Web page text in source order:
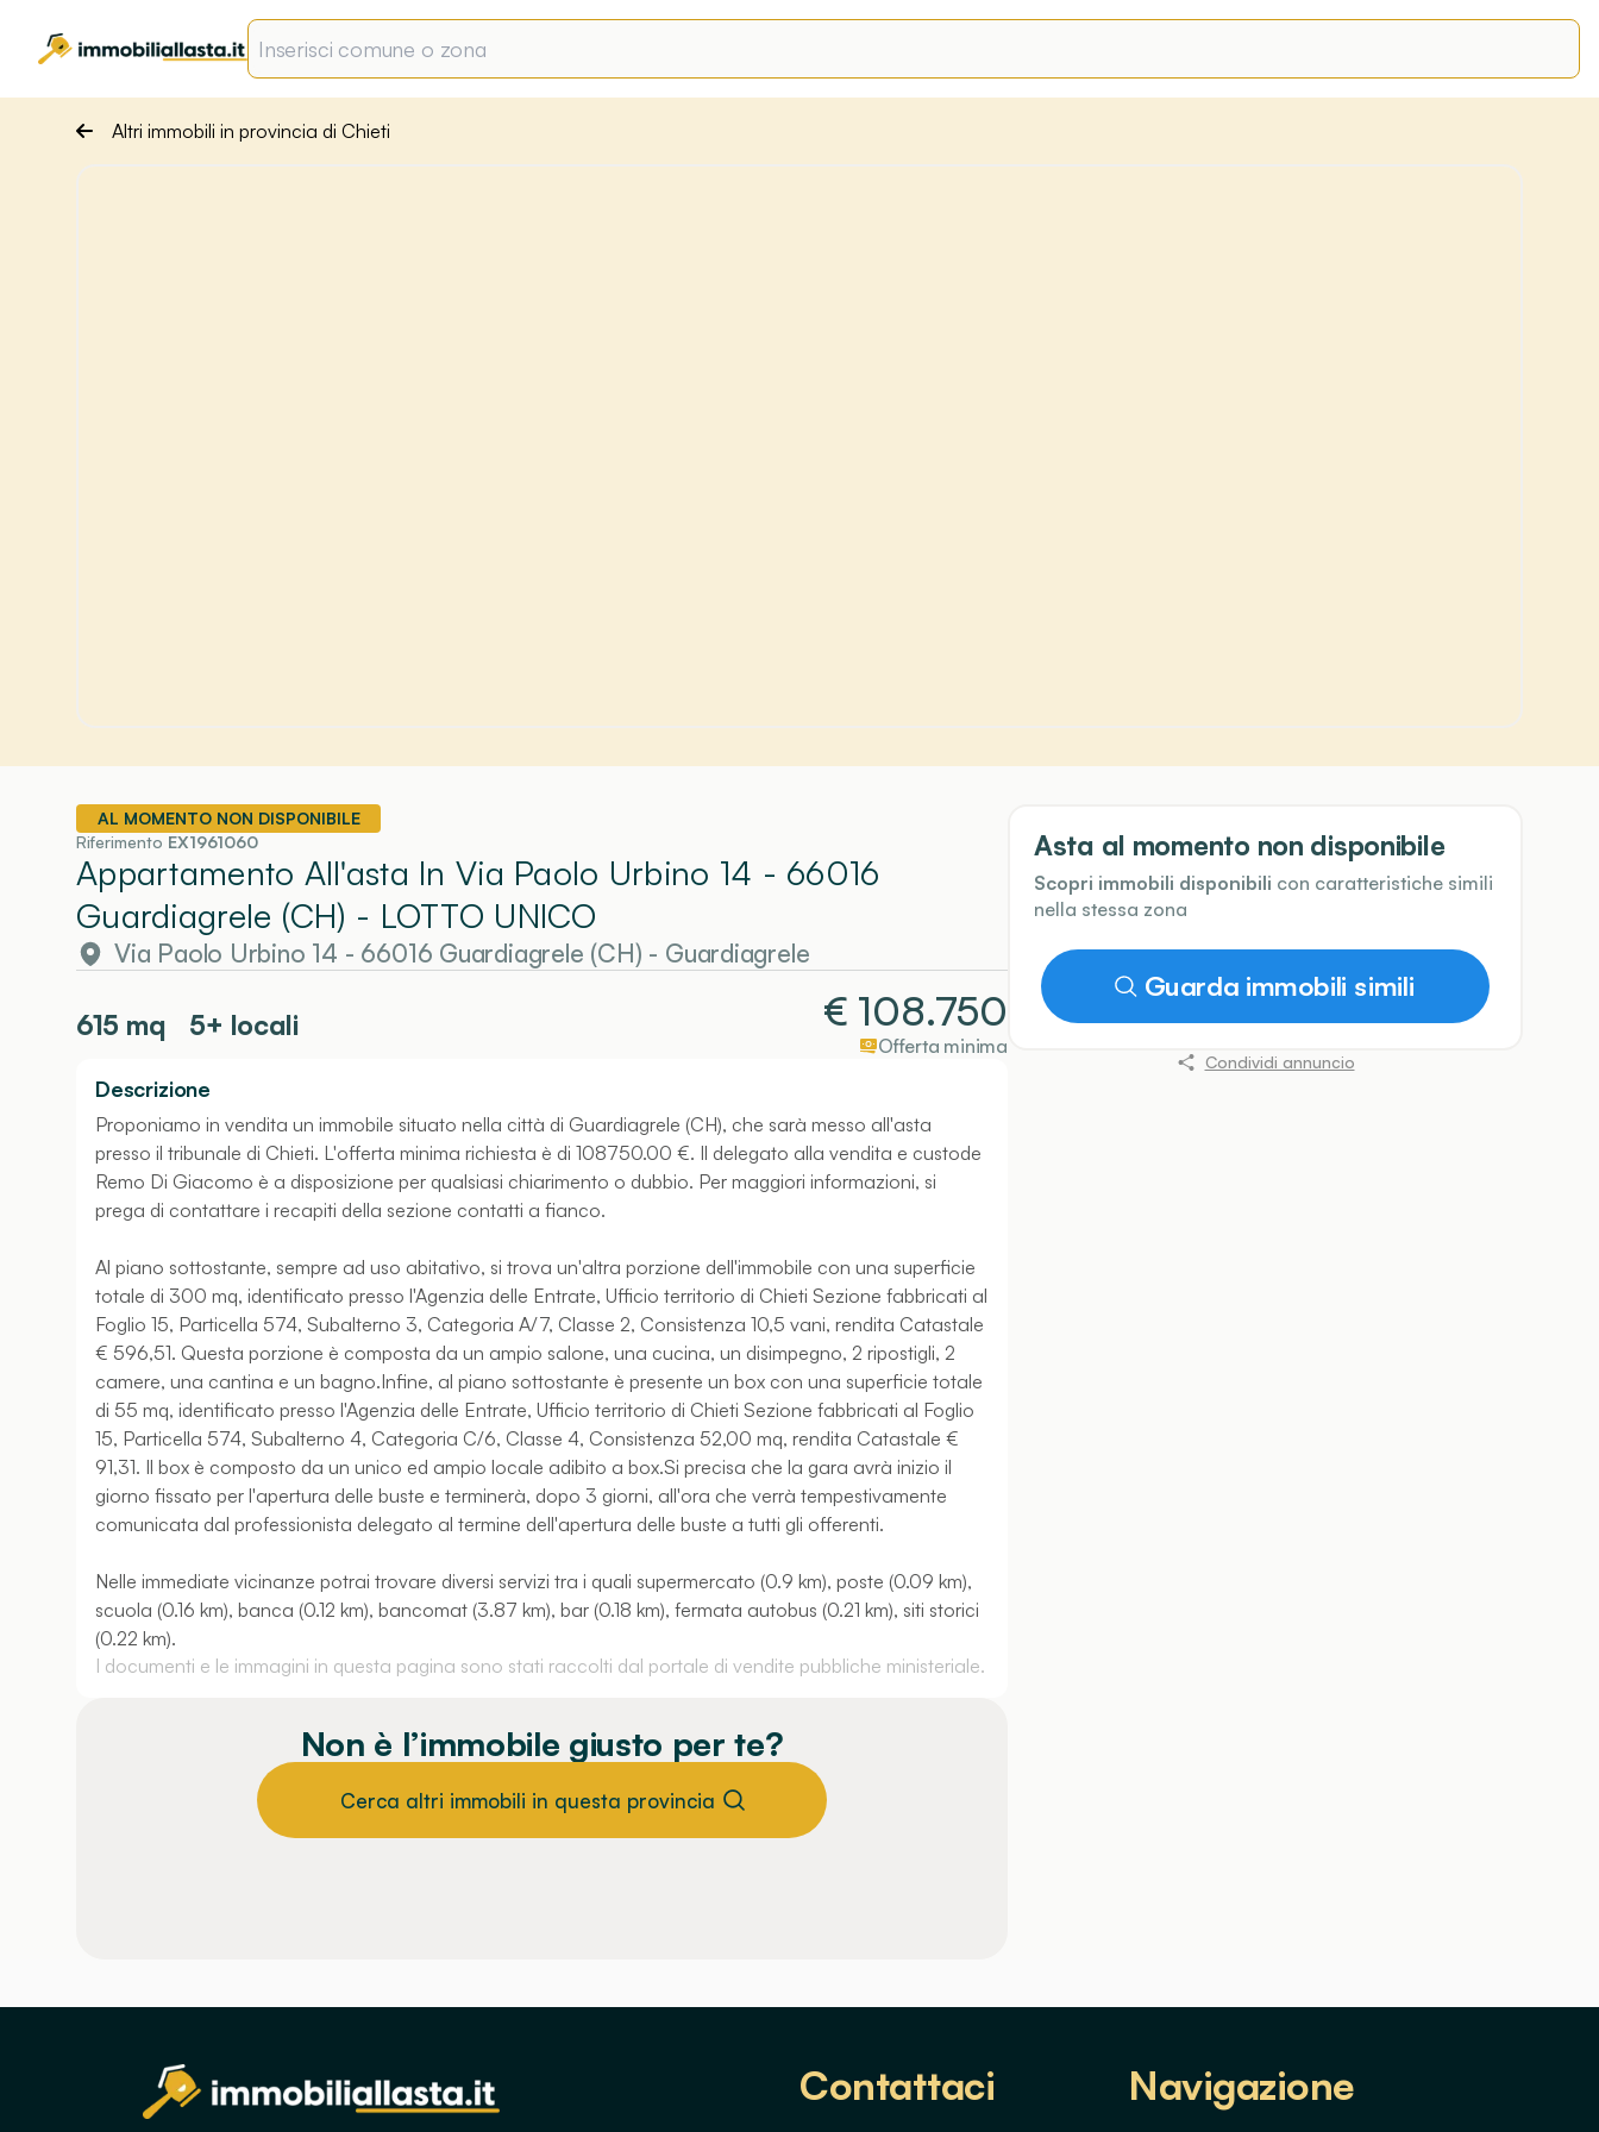
Altri immobili in provincia di Chieti
AL MOMENTO NON DISPONIBILE
Riferimento EX1961060
Appartamento All'asta In Via Paolo Urbino 14 - 66016
Guardiagrele (CH) - LOTTO UNICO
Via Paolo Urbino 14 - 66016 Guardiagrele (CH) - Guardiagrele
615 mq 5+ locali € 108.750
Offerta minima
Descrizione
Proponiamo in vendita un immobile situato nella città di Guardiagrele (CH), che sarà messo all'asta
presso il tribunale di Chieti. L'offerta minima richiesta è di 108750.00 €. Il delegato alla vendita e custode
Remo Di Giacomo è a disposizione per qualsiasi chiarimento o dubbio. Per maggiori informazioni, si
prega di contattare i recapiti della sezione contatti a fianco.
Al piano sottostante, sempre ad uso abitativo, si trova un'altra porzione dell'immobile con una superficie
totale di 300 mq, identificato presso l'Agenzia delle Entrate, Ufficio territorio di Chieti Sezione fabbricati al
Foglio 15, Particella 574, Subalterno 3, Categoria A/7, Classe 2, Consistenza 10,5 vani, rendita Catastale
€ 596,51. Questa porzione è composta da un ampio salone, una cucina, un disimpegno, 2 ripostigli, 2
camere, una cantina e un bagno.Infine, al piano sottostante è presente un box con una superficie totale
di 55 mq, identificato presso l'Agenzia delle Entrate, Ufficio territorio di Chieti Sezione fabbricati al Foglio
15, Particella 574, Subalterno 4, Categoria C/6, Classe 4, Consistenza 52,00 mq, rendita Catastale €
91,31. Il box è composto da un unico ed ampio locale adibito a box.Si precisa che la gara avrà inizio il
giorno fissato per l'apertura delle buste e terminerà, dopo 3 giorni, all'ora che verrà tempestivamente
comunicata dal professionista delegato al termine dell'apertura delle buste a tutti gli offerenti.
Nelle immediate vicinanze potrai trovare diversi servizi tra i quali supermercato (0.9 km), poste (0.09 km),
scuola (0.16 km), banca (0.12 km), bancomat (3.87 km), bar (0.18 km), fermata autobus (0.21 km), siti storici
(0.22 km).
I documenti e le immagini in questa pagina sono stati raccolti dal portale di vendite pubbliche ministeriale.
Non è l’immobile giusto per te?
Cerca altri immobili in questa provincia
Asta al momento non disponibile
Scopri immobili disponibili con caratteristiche simili
nella stessa zona
Guarda immobili simili
Condividi annuncio
Contattaci Navigazione